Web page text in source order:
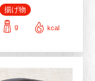
揚げ物
g kcal